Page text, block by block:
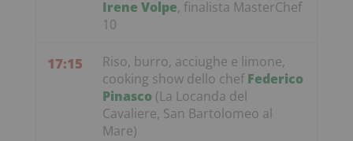
Irene Volpe, finalista MasterChef
10
17:15
Riso, burro, acciughe e limone,
cooking show dello chefFederico
Pinasco(La Locanda del
Cavaliere, San Bartolomeo al
Mare)